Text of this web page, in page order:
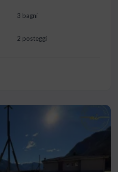
3 bagni
2 posteggi